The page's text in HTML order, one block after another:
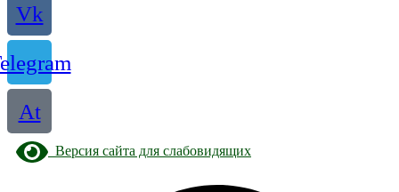
Vk
At
Версия сайта для слабовидящих